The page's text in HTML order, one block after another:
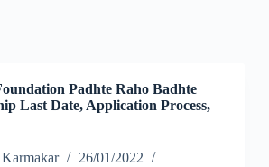
Padhte Raho Badhte
Last Date, Application Process,
26/01/2022